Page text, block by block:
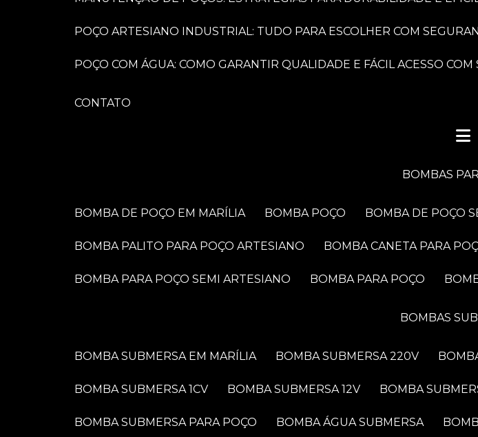
POÇO ARTESIANO INDUSTRIAL: TUDO PARA ESCOLHER COM
POÇO COM ÁGUA: COMO GARANTIR QUALIDADE E FÁCIL ACESSO COM
CONTATO
BOMBAS
BOMBA DE POÇO EM MARÍLIA BOMBA POÇO BOMBA DE POÇO
BOMBA PALITO PARA POÇO ARTESIANO BOMBA CANETA PARA
BOMBA PARA POÇO SEMI ARTESIANO BOMBA PARA POÇO
BOMBAS
BOMBA SUBMERSA EM MARÍLIA BOMBA SUBMERSA 220V
BOMBA SUBMERSA 1CV BOMBA SUBMERSA 12V BOMBA
BOMBA SUBMERSA PARA POÇO BOMBA ÁGUA SUBMERSA